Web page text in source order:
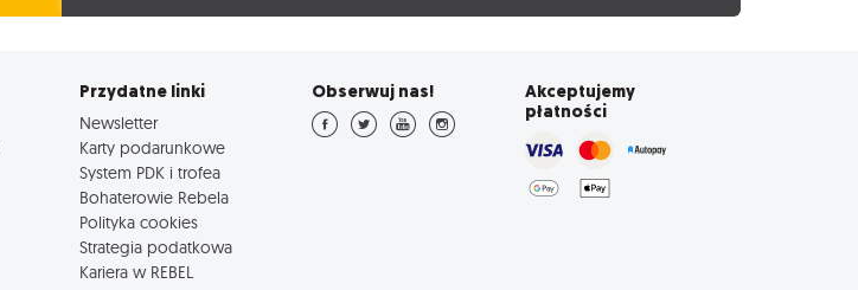
Przydatne linki
Newsletter
Karty podarunkowe
System PDK i trofea
Bohaterowie Rebela
Polityka cookies
Strategia podatkowa
Kariera w REBEL
Obserwuj nas!
Akceptujemy
płatności